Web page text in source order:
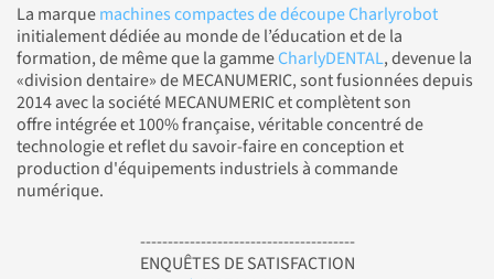
La marquemachines compactes de découpe Charlyrobot
initialement dédiée au monde de l’éducation et de la
formation, de même que la gammeCharlyDENTAL, devenue la
«division dentaire» de MECANUMERIC, sont fusionnées depuis
2014 avec la société MECANUMERIC et complètent son
offre intégrée et 100% française, véritable concentré de
technologie et reflet du savoir-faire en conception et
production d'équipements industriels à commande
numérique.
---------------------------------------
ENQUÊTES DE SATISFACTION